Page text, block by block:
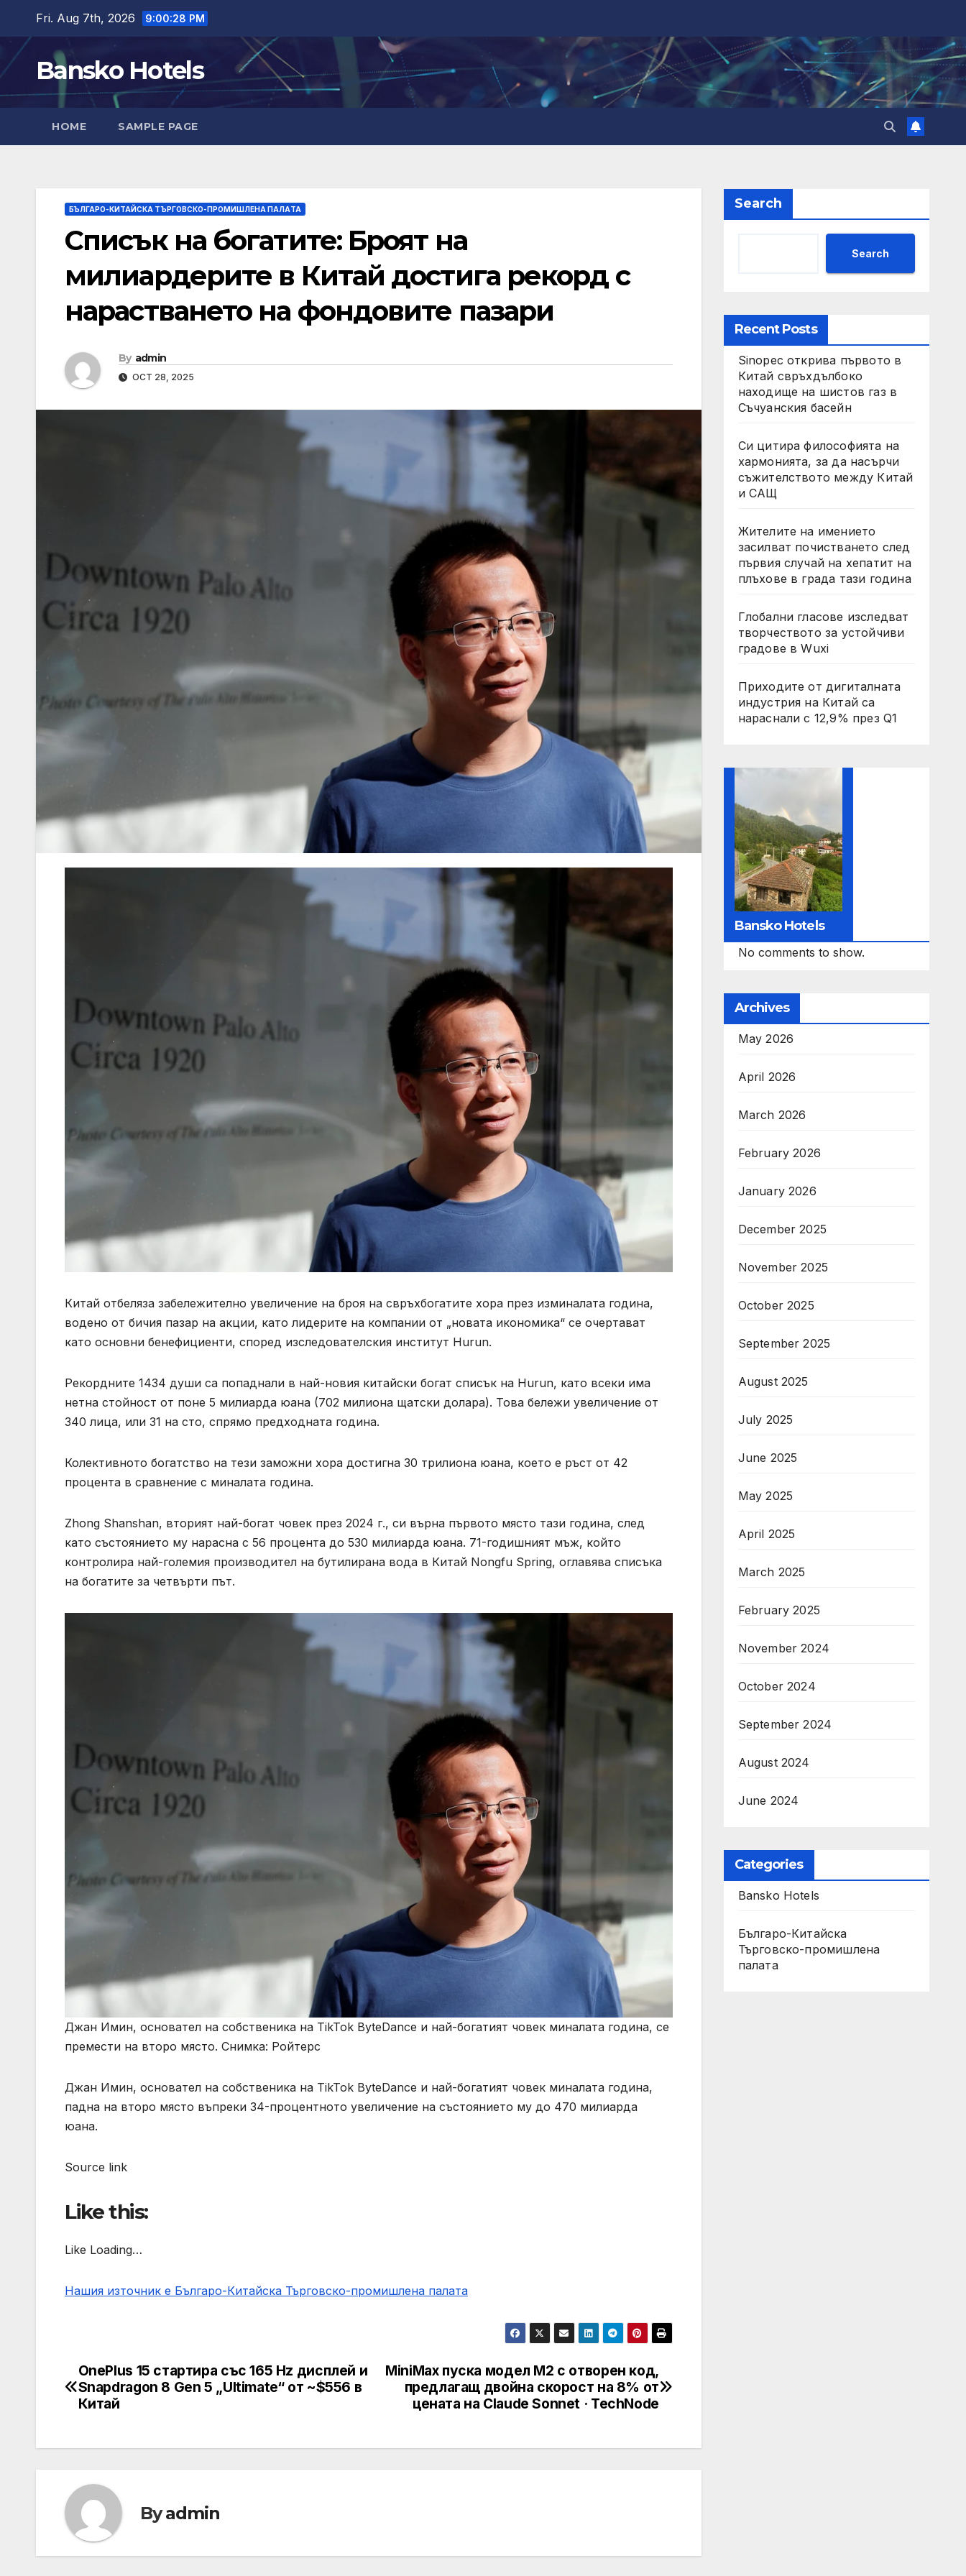
content
Fri. Aug 7th, 2026 9:00:29 PM
Bansko Hotels
HOME SAMPLE PAGE
БЪЛГАРО-КИТАЙСКА ТЪРГОВСКО-ПРОМИШЛЕНА ПАЛAТА
Списък на богатите: Броят на
милиардерите в Китай достига рекорд с
нарастването на фондовите пазари
By admin
OCT 28, 2025
Китай отбеляза забележително увеличение на броя на свръхбогатите хора през изминалата година,
водено от бичия пазар на акции, като лидерите на компании от „новата икономика“ се очертават
като основни бенефициенти, според изследователския институт Hurun.
Рекордните 1434 души са попаднали в най-новия китайски богат списък на Hurun, като всеки има
нетна стойност от поне 5 милиарда юана (702 милиона щатски долара). Това бележи увеличение от
340 лица, или 31 на сто, спрямо предходната година.
Колективното богатство на тези заможни хора достигна 30 трилиона юана, което е ръст от 42
процента в сравнение с миналата година.
Zhong Shanshan, вторият най-богат човек през 2024 г., си върна първото място тази година, след
като състоянието му нарасна с 56 процента до 530 милиарда юана. 71-годишният мъж, който
контролира най-големия производител на бутилирана вода в Китай Nongfu Spring, оглавява списъка
на богатите за четвърти път.
Джан Имин, основател на собственика на TikTok ByteDance и най-богатият човек миналата година, се
премести на второ място. Снимка: Ройтерс
Джан Имин, основател на собственика на TikTok ByteDance и най-богатият човек миналата година,
падна на второ място въпреки 34-процентното увеличение на състоянието му до 470 милиарда
юана.
Source link
Like this:
Like Loading…
Нашия източник е Българо-Китайска Търговско-промишлена палaта
Post
navigation
MiniMax пуска модел M2 с отворен код,
предлагащ двойна скорост на 8% от
цената на Claude Sonnet · TechNode
OnePlus 15 стартира със 165 Hz дисплей и
Snapdragon 8 Gen 5 „Ultimate“ от ~$556 в
Китай
Byadmin
Search
Search
Recent Posts
Sinopec открива първото в
Китай свръхдълбоко
находище на шистов газ в
Съчуанския басейн
Си цитира философията на
хармонията, за да насърчи
съжителството между Китай
и САЩ
Жителите на имението
засилват почистването след
първия случай на хепатит на
плъхове в града тази година
Глобални гласове изследват
творчеството за устойчиви
градове в Wuxi
Приходите от дигиталната
индустрия на Китай са
нараснали с 12,9% през Q1
Bansko Hotels
No comments to show.
Archives
May 2026
April 2026
March 2026
February 2026
January 2026
December 2025
November 2025
October 2025
September 2025
August 2025
July 2025
June 2025
May 2025
April 2025
March 2025
February 2025
November 2024
October 2024
September 2024
August 2024
June 2024
Categories
Bansko Hotels
Българо-Китайска
Търговско-промишлена
палaта